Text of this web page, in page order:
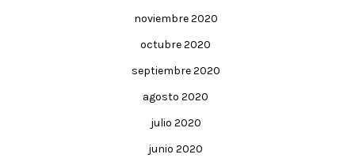
noviembre 2020
octubre 2020
septiembre 2020
agosto 2020
julio 2020
junio 2020